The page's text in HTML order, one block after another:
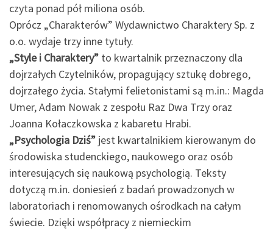
czyta ponad pół miliona osób.
Oprócz „Charakterów” Wydawnictwo Charaktery Sp. z
o.o. wydaje trzy inne tytuły.
„Style i Charaktery” to kwartalnik przeznaczony dla
dojrzałych Czytelników, propagujący sztukę dobrego,
dojrzałego życia. Stałymi felietonistami są m.in.: Magda
Umer, Adam Nowak z zespołu Raz Dwa Trzy oraz
Joanna Kołaczkowska z kabaretu Hrabi.
„Psychologia Dziś” jest kwartalnikiem kierowanym do
środowiska studenckiego, naukowego oraz osób
interesujących się naukową psychologią. Teksty
dotyczą m.in. doniesień z badań prowadzonych w
laboratoriach i renomowanych ośrodkach na całym
świecie. Dzięki współpracy z niemieckim